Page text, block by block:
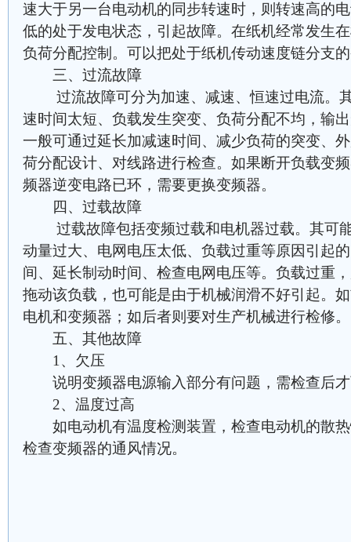
速大于另一台电动机的同步转速时，则转速高的
低的处于发电状态，引起故障。在纸机经常发生
负荷分配控制。可以把处于纸机传动速度链分支
三、过流故障
过流故障可分为加速、减速、恒速过电流。
速时间太短、负载发生突变、负荷分配不均，输
一般可通过延长加减速时间、减少负荷的突变、
荷分配设计、对线路进行检查。如果断开负载变
频器逆变电路已环，需要更换变频器。
四、过载故障
过载故障包括变频过载和电机器过载。其可
动量过大、电网电压太低、负载过重等原因引起
间、延长制动时间、检查电网电压等。负载过重
拖动该负载，也可能是由于机械润滑不好引起。
电机和变频器；如后者则要对生产机械进行检修。
五、其他故障
1、欠压
说明变频器电源输入部分有问题，需检查后才
2、温度过高
如电动机有温度检测装置，检查电动机的散热
检查变频器的通风情况。